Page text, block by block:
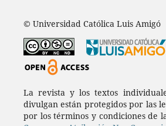
© Universidad Católica Luis Amigó
La revista y los textos
divulgan están protegidos por las
por los términos y condiciones de